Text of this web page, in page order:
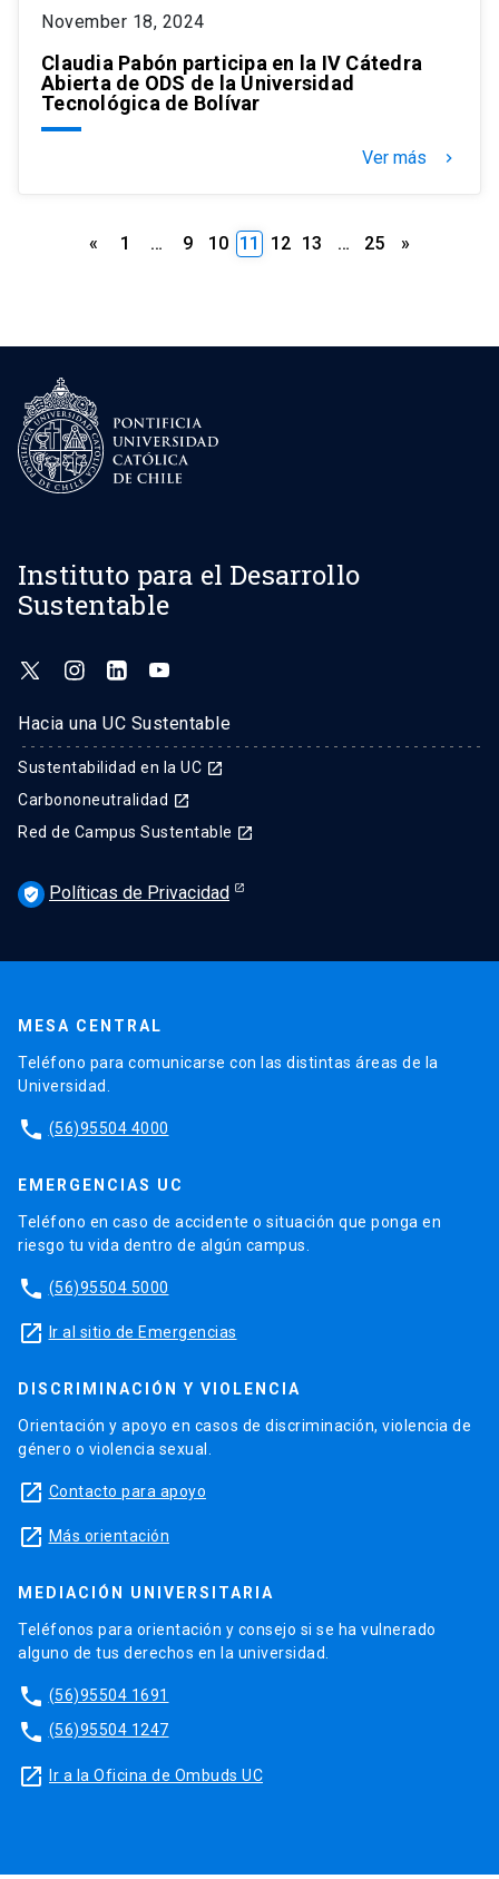
November 18, 2024
Claudia Pabón participa en la IV Cátedra
Abierta de ODS de la Universidad
Tecnológica de Bolívar
Ver más keyboard_arrow_right
Posts
« 1 … 9 10 11 12 13 … 25 »
Instituto para el Desarrollo
Sustentable
Hacia una UC Sustentable
Sustentabilidad en la UC launch
Carbononeutralidad launch
Red de Campus Sustentable launch
verified_user Políticas de Privacidad
MESA CENTRAL
Teléfono para comunicarse con las distintas áreas de la
Universidad.
phone (56)95504 4000
EMERGENCIAS UC
Teléfono en caso de accidente o situación que ponga en
riesgo tu vida dentro de algún campus.
phone (56)95504 5000
launch Ir al sitio de Emergencias
DISCRIMINACIÓN Y VIOLENCIA
Orientación y apoyo en casos de discriminación, violencia de
género o violencia sexual.
launch Contacto para apoyo
launch Más orientación
MEDIACIÓN UNIVERSITARIA
Teléfonos para orientación y consejo si se ha vulnerado
alguno de tus derechos en la universidad.
phone (56)95504 1691
phone (56)95504 1247
launch Ir a la Oficina de Ombuds UC